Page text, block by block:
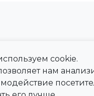
сайта
Регионы
Города
cookie.
нам